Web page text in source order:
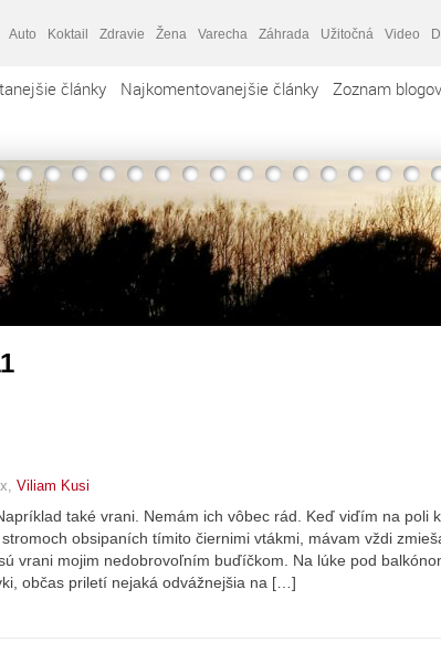
Auto Koktail Zdravie Žena Varecha Záhrada Užitočná Video
články Najkomentovanejšie články Zoznam blogov
Viliam Kusi
také vrani. Nemám ich vôbec rád. Keď viďím na poli
obsipaních tímito čiernimi vtákmi, mávam vždi
vrani mojim nedobrovoľním buďíčkom. Na lúke pod
občas priletí nejaká odvážnejšia na […]